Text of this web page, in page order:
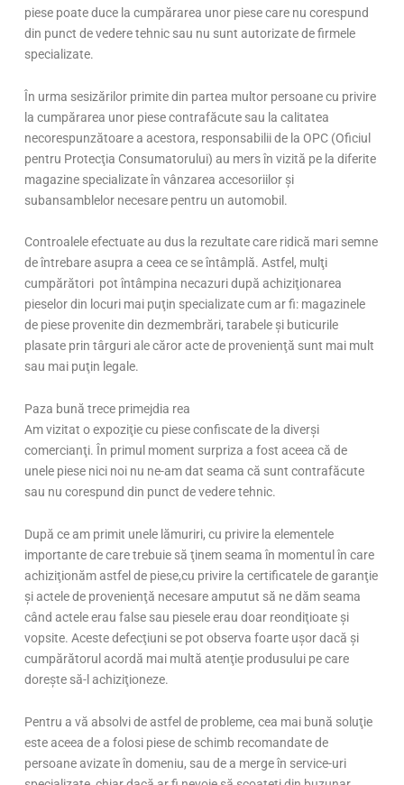
piese poate duce la cumpărarea unor piese care nu corespund
din punct de vedere tehnic sau nu sunt autorizate de firmele
specializate.
În urma sesizărilor primite din partea multor persoane cu privire
la cumpărarea unor piese contrafăcute sau la calitatea
necorespunzătoare a acestora, responsabilii de la OPC (Oficiul
pentru Protecţia Consumatorului) au mers în vizită pe la diferite
magazine specializate în vânzarea accesoriilor şi
subansamblelor necesare pentru un automobil.
Controalele efectuate au dus la rezultate care ridică mari semne
de întrebare asupra a ceea ce se întâmplă. Astfel, mulţi
cumpărători pot întâmpina necazuri după achiziţionarea
pieselor din locuri mai puţin specializate cum ar fi: magazinele
de piese provenite din dezmembrări, tarabele şi buticurile
plasate prin târguri ale căror acte de provenienţă sunt mai mult
sau mai puţin legale.
Paza bună trece primejdia rea
Am vizitat o expoziţie cu piese confiscate de la diverşi
comercianţi. În primul moment surpriza a fost aceea că de
unele piese nici noi nu ne-am dat seama că sunt contrafăcute
sau nu corespund din punct de vedere tehnic.
După ce am primit unele lămuriri, cu privire la elementele
importante de care trebuie să ţinem seama în momentul în care
achiziţionăm astfel de piese,cu privire la certificatele de garanţie
şi actele de provenienţă necesare amputut să ne dăm seama
când actele erau false sau piesele erau doar reondiţioate şi
vopsite. Aceste defecţiuni se pot observa foarte uşor dacă şi
cumpărătorul acordă mai multă atenţie produsului pe care
doreşte să-l achiziţioneze.
Pentru a vă absolvi de astfel de probleme, cea mai bună soluţie
este aceea de a folosi piese de schimb recomandate de
persoane avizate în domeniu, sau de a merge în service-uri